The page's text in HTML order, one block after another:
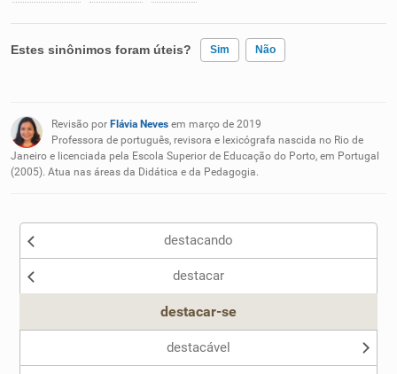
Estes sinônimos foram úteis? Sim Não
Nenhum dos sinônimos apresentados me ajudou
Outro
Revisão por Flávia Neves em março de 2019
Professora de português, revisora e lexicógrafa nascida no Rio de
Janeiro e licenciada pela Escola Superior de Educação do Porto, em Portugal
(2005). Atua nas áreas da Didática e da Pedagogia.
destacando
destacar
destacar-se
destacável